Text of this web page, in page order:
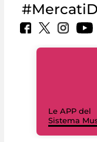
Le APP del
Sistema